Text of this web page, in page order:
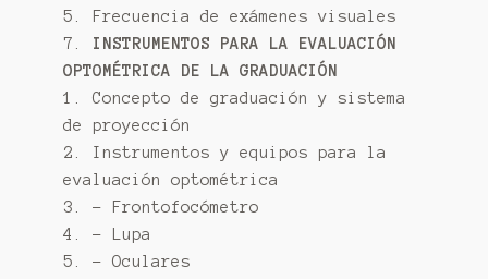
5. Frecuencia de exámenes visuales
7.
INSTRUMENTOS PARA LA EVALUACIÓN
OPTOMÉTRICA DE LA GRADUACIÓN
1. Concepto de graduación y sistema
de proyección
2. Instrumentos y equipos para la
evaluación optométrica
3. – Frontofocómetro
4. – Lupa
5. – Oculares